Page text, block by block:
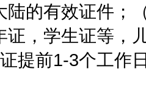
陆的有效证件；
证，学生证等，
提前1-3个工作